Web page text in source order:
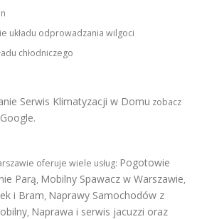
układu odprowadzania wilgoci
chłodniczego
Serwis Klimatyzacji w Domu zobacz
.
oferuje wiele usług: Pogotowie
Parą, Mobilny Spawacz w Warszawie,
i Bram, Naprawy Samochodów z
, Naprawa i serwis jacuzzi oraz